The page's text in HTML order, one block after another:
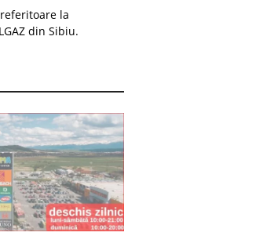
la
din Sibiu.